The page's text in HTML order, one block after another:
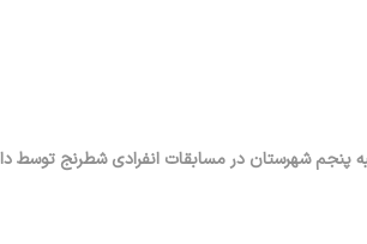
شهرستان در مسابقات انفرادی شطرنج توسط